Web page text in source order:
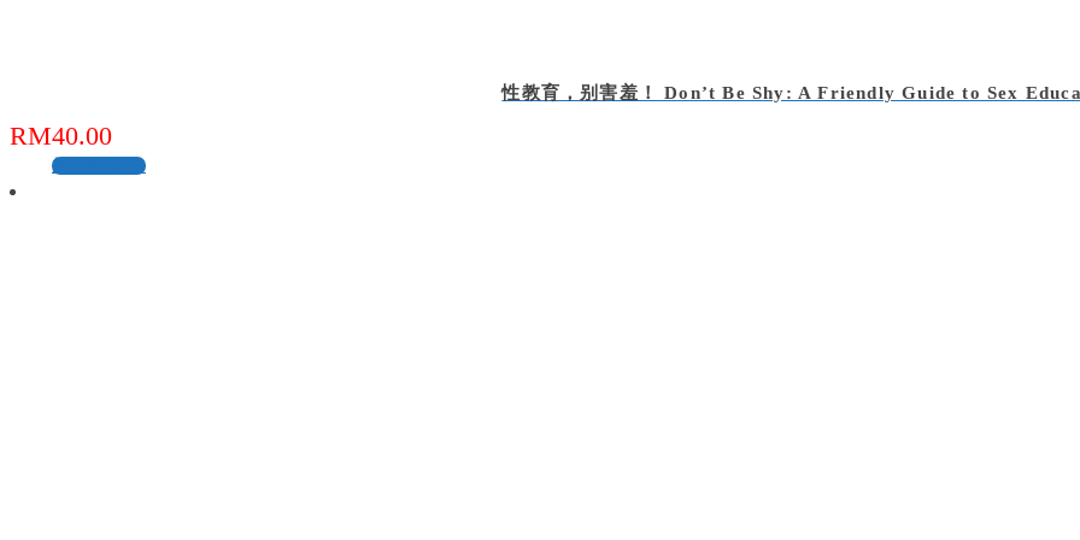
性教育，别害羞！ Don’t Be Shy: A Friendly Guide to Sex
RM40.00
加入购物车